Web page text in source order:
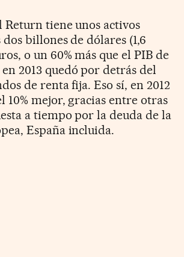
Return tiene unos activos
dos billones de dólares (1,6
o un 60% más que el PIB de
2013 quedó por detrás del
de renta fija. Eso sí, en 2012
10% mejor, gracias entre otras
a tiempo por la deuda de la
España incluida.